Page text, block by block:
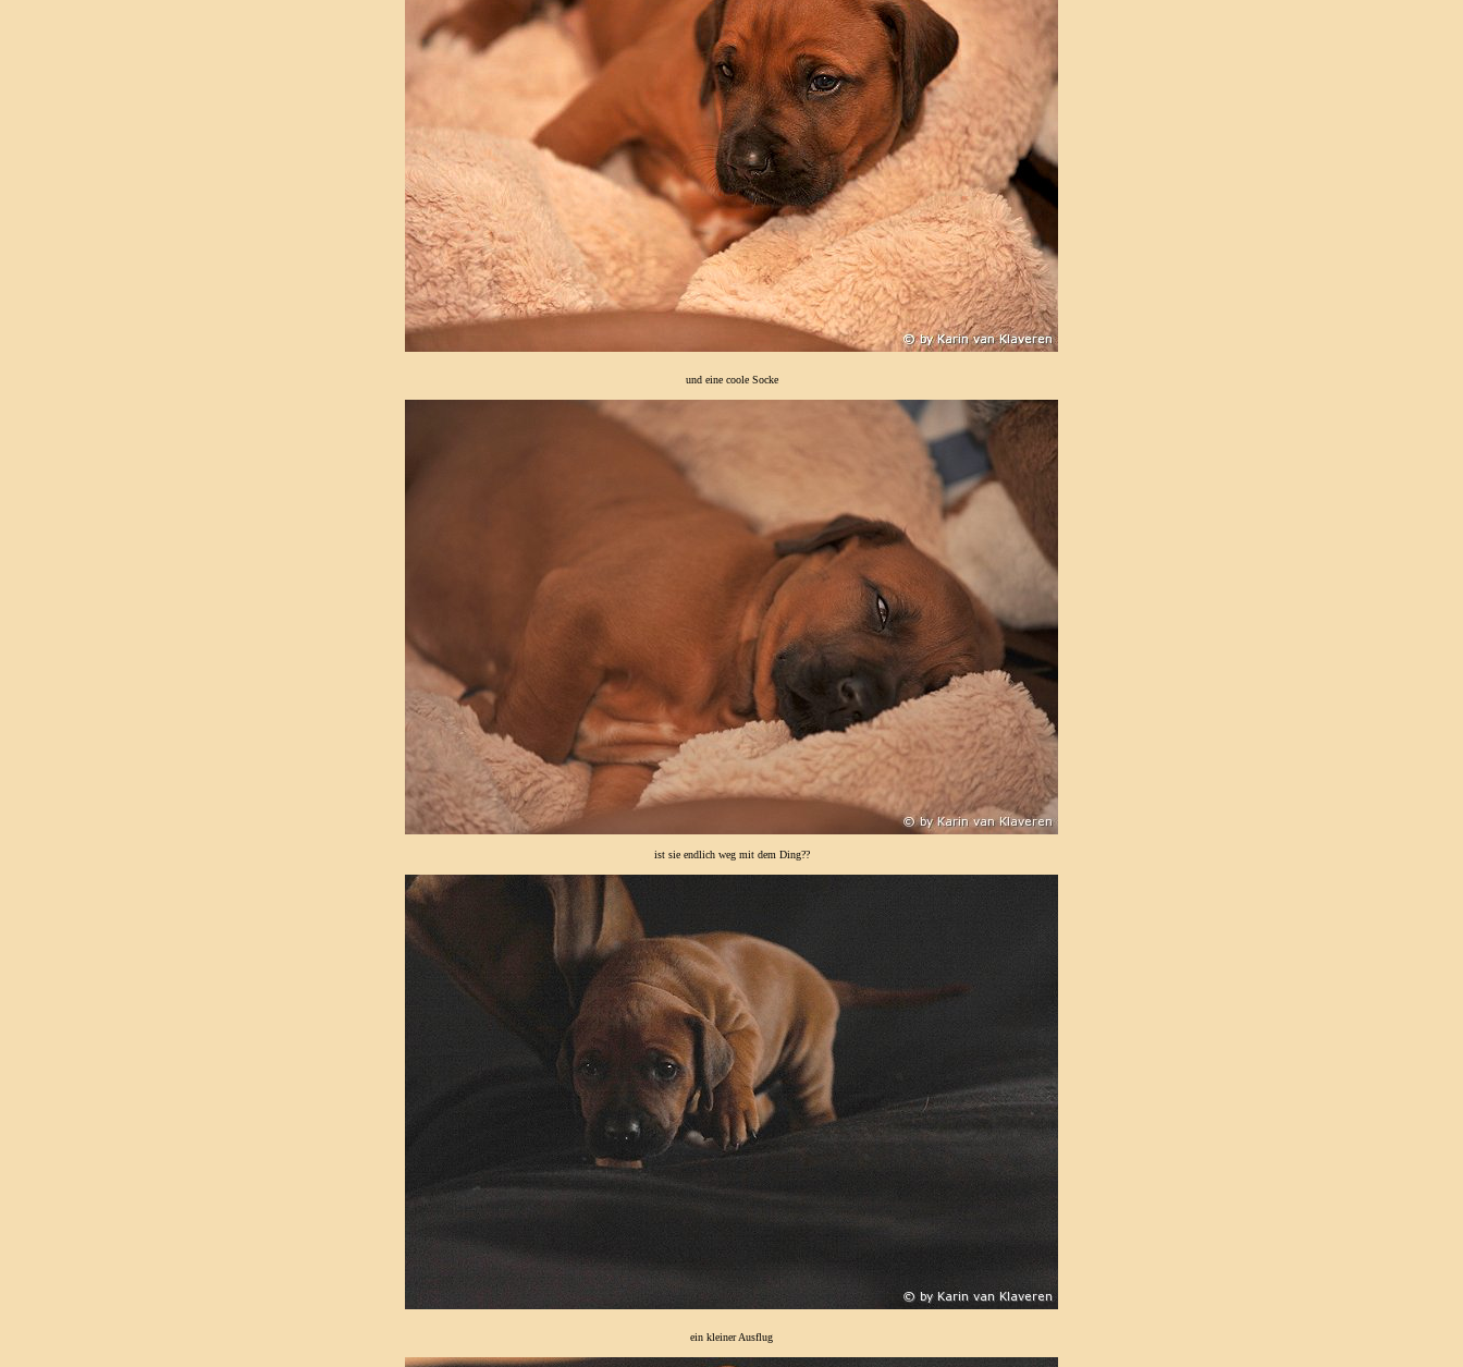
und eine coole Socke
ist sie endlich weg mit dem Ding??
ein kleiner Ausflug